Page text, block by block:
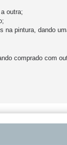
outra;
pintura, dando
comprado com